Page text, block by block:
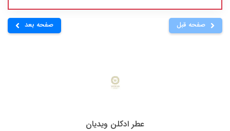
صفحه قبل صفحه بعد
عطر ادکلن ویدیان